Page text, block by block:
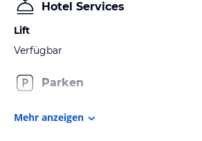
Hotel Services
Lift
Verfügbar
Parken
Mehr anzeigen